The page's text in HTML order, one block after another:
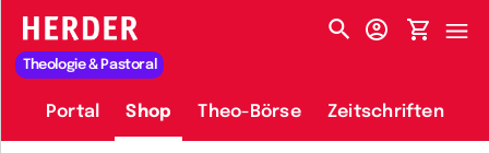
HERDER-MENÜ
Theologie & Pastoral
Portal Shop Theo-Börse Zeitschriften